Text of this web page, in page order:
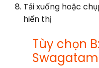
Tải xuống hoặc
hiển thị
Tùy chọn
Swagatam